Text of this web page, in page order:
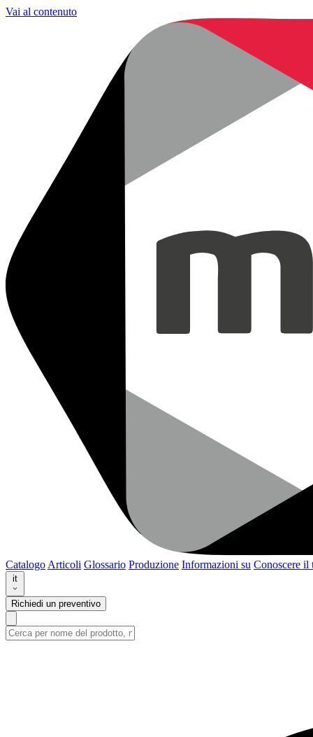
Vai al contenuto
Catalogo Articoli Glossario Produzione Informazioni su Conoscere il
it
Richiedi un preventivo